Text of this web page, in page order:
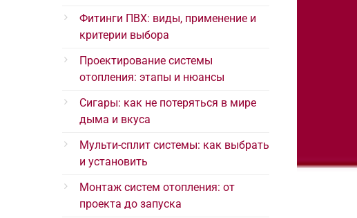
Фитинги ПВХ: виды, применение и
критерии выбора
Проектирование системы
отопления: этапы и нюансы
Сигары: как не потеряться в мире
дыма и вкуса
Мульти-сплит системы: как выбрать
и установить
Монтаж систем отопления: от
проекта до запуска